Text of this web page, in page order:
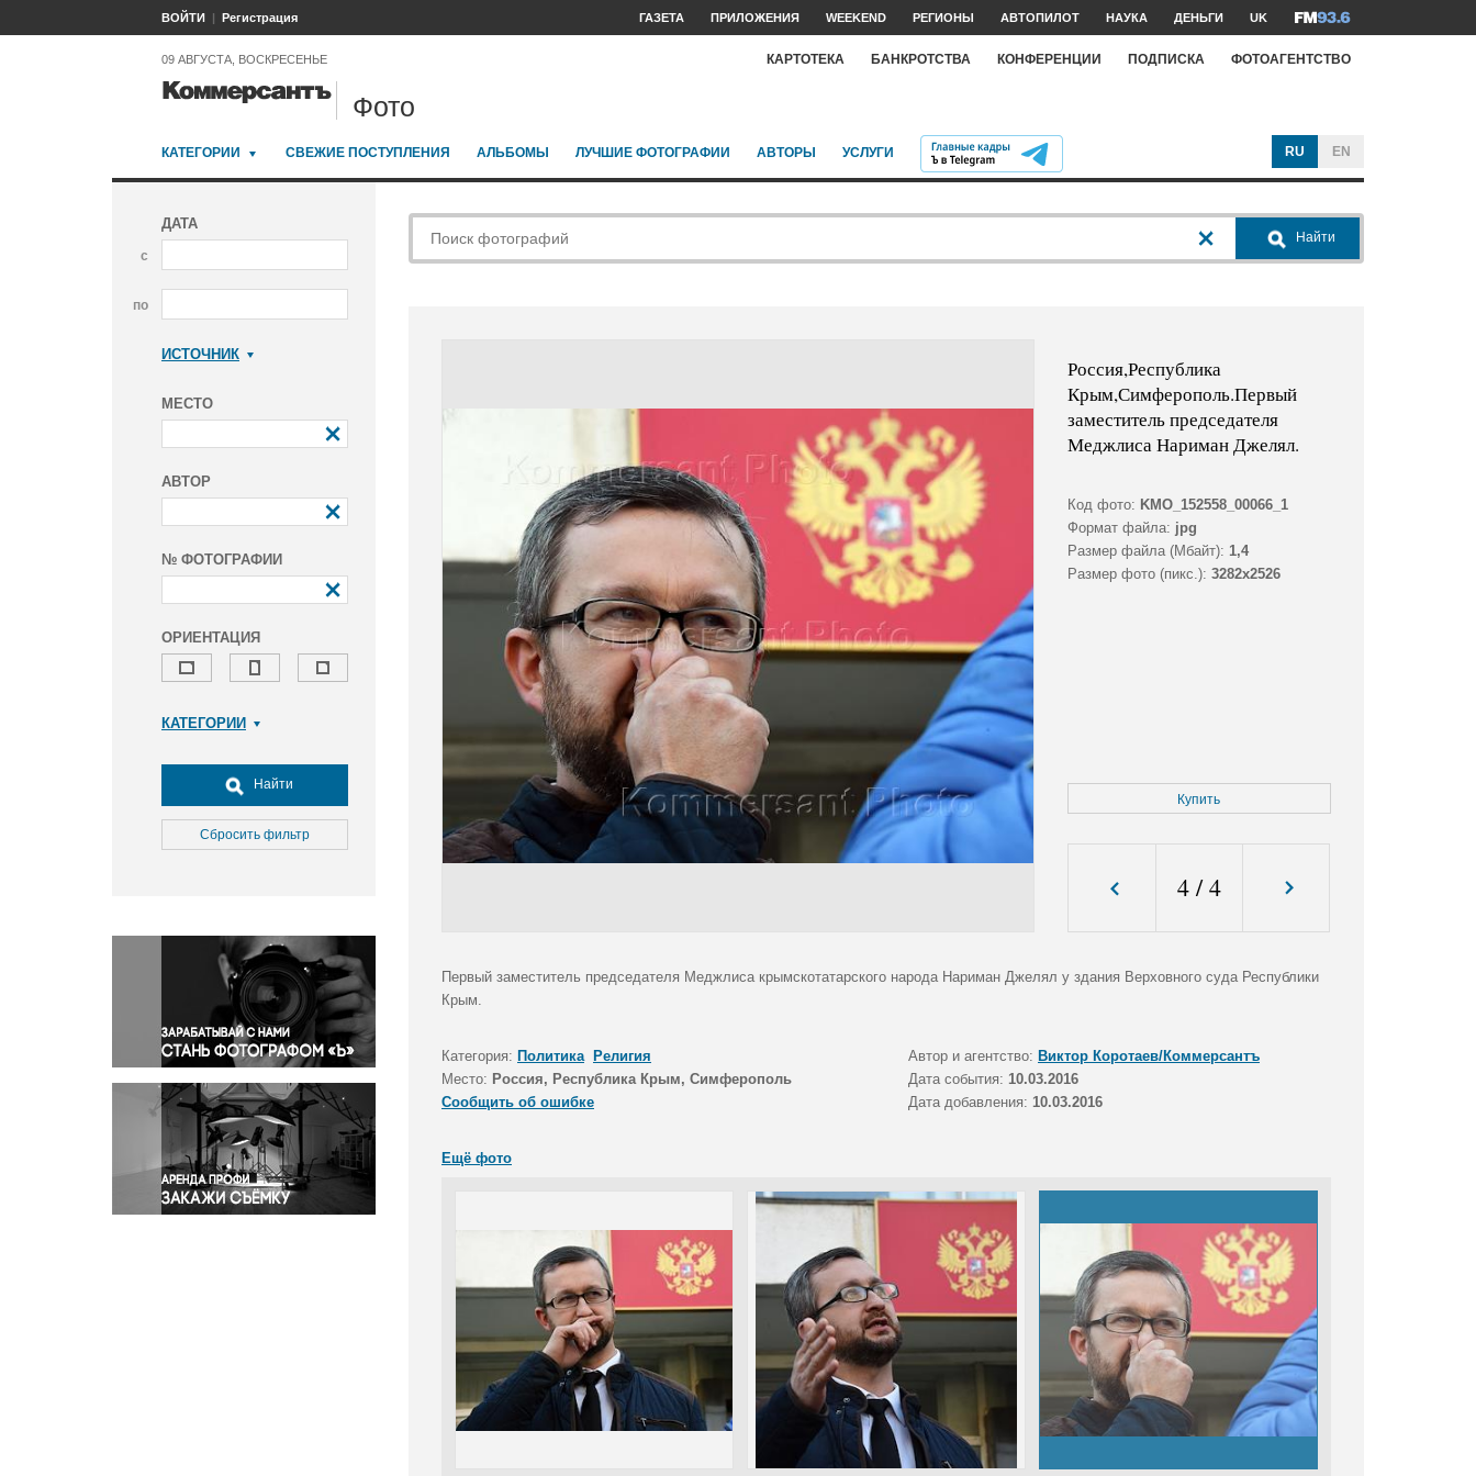
ВОЙТИ Регистрация ГАЗЕТА ПРИЛОЖЕНИЯ WEEKEND РЕГИОНЫ АВТОПИЛОТ НАУКА ДЕНЬГИ UK
09 АВГУСТА, ВОСКРЕСЕНЬЕ КАРТОТЕКА БАНКРОТСТВА КОНФЕРЕНЦИИ ПОДПИСКА ФОТОАГЕНТСТВО
Фото
КАТЕГОРИИ СВЕЖИЕ ПОСТУПЛЕНИЯ АЛЬБОМЫ ЛУЧШИЕ ФОТОГРАФИИ АВТОРЫ УСЛУГИ RU EN
ДАТА
с
по
ИСТОЧНИК
МЕСТО
АВТОР
№ ФОТОГРАФИИ
ОРИЕНТАЦИЯ
КАТЕГОРИИ
Досуг, туризм и отдых
Культура
Медицина
Окружающая среда
Политика
Правосудие
Происшествия и конфликты
Религия
Светская жизнь
Спорт
Экология
Экономика и бизнес
Найти
Сбросить фильтр
Найти
Россия,Республика
Крым,Симферополь.Первый
заместитель председателя
Меджлиса Нариман Джелял.
Код фото: KMO_152558_00066_1
Формат файла: jpg
Размер файла (Мбайт): 1,4
Размер фото (пикс.): 3282x2526
Купить
4/4
Первый заместитель председателя Меджлиса крымскотатарского народа Нариман Джелял у здания Верховного суда Республики
Крым.
Категория: Политика Религия Автор и агентство: Виктор Коротаев/Коммерсантъ
Место: Россия, Республика Крым, Симферополь Дата события: 10.03.2016
Сообщить об ошибке
Дата добавления: 10.03.2016
Ещё фото